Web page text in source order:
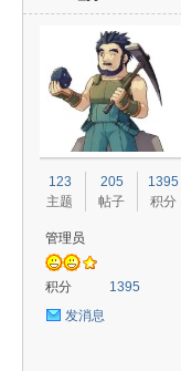
123
主题
205
帖子
1395
积分
管理员
积分
1395
发消息